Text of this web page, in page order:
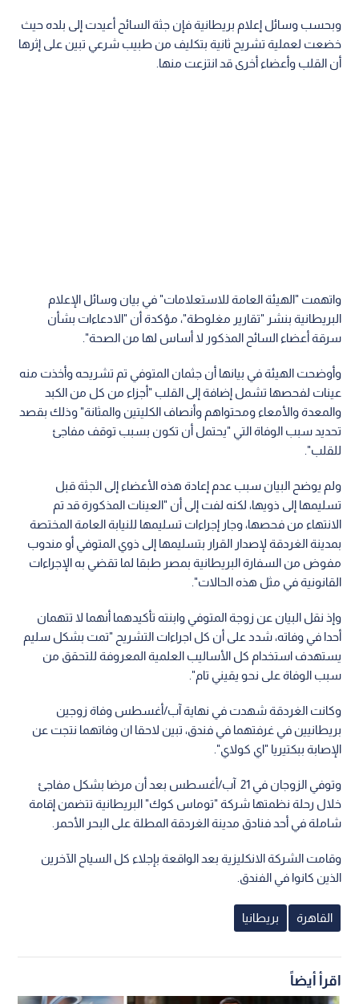
وبحسب وسائل إعلام بريطانية فإن جثة السائح أعيدت إلى بلده حيث
خضعت لعملية تشريح ثانية بتكليف من طبيب شرعي تبين على إثرها
أن القلب وأعضاء أخرى قد انتزعت منها.
واتهمت "الهيئة العامة للاستعلامات" في بيان وسائل الإعلام
البريطانية بنشر "تقارير مغلوطة"، مؤكدة أن "الادعاءات بشأن
سرقة أعضاء السائح المذكور لا أساس لها من الصحة".
وأوضحت الهيئة في بيانها أن جثمان المتوفي تم تشريحه وأخذت منه
عينات لفحصها تشمل إضافة إلى القلب "أجزاء من كل من الكبد
والمعدة والأمعاء ومحتواهم وأنصاف الكليتين والمثانة" وذلك بقصد
تحديد سبب الوفاة التي "يحتمل أن تكون بسبب توقف مفاجئ
للقلب".
ولم يوضح البيان سبب عدم إعادة هذه الأعضاء إلى الجثة قبل
تسليمها إلى ذويها، لكنه لفت إلى أن "العينات المذكورة قد تم
الانتهاء من فحصها، وجار إجراءات تسليمها للنيابة العامة المختصة
بمدينة الغردقة لإصدار القرار بتسليمها إلى ذوي المتوفي أو مندوب
مفوض من السفارة البريطانية بمصر طبقا لما تقضي به الإجراءات
القانونية في مثل هذه الحالات".
وإذ نقل البيان عن زوجة المتوفي وابنته تأكيدهما أنهما لا تتهمان
أحدا في وفاته، شدد على أن كل اجراءات التشريح "تمت بشكل سليم
يستهدف استخدام كل الأساليب العلمية المعروفة للتحقق من
سبب الوفاة على نحو يقيني تام".
وكانت الغردقة شهدت في نهاية آب/أغسطس وفاة زوجين
بريطانيين في غرفتهما في فندق، تبين لاحقا ان وفاتهما نتجت عن
الإصابة ببكتيريا "اي كولاي".
وتوفي الزوجان في 21 آب/أغسطس بعد أن مرضا بشكل مفاجئ
خلال رحلة نظمتها شركة "توماس كوك" البريطانية تتضمن إقامة
شاملة في أحد فنادق مدينة الغردقة المطلة على البحر الأحمر.
وقامت الشركة الانكليزية بعد الواقعة بإجلاء كل السياح الآخرين
الذين كانوا في الفندق.
القاهرة بريطانيا
اقرأ أيضاً